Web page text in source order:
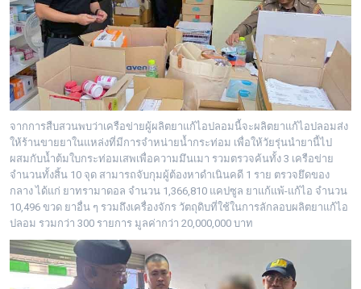
จากการสืบสวนพบว่าเครือข่ายผู้ผลิตยาแก้ไอปลอมนี้จะผลิตยาแก้ไอปลอมส่ง
ให้ร้านขายยาในแหล่งที่มีการจำหน่ายน้ำกระท่อม เพื่อให้วัยรุ่นนำยานี้ไป
ผสมกับน้ำต้มใบกระท่อมเสพเพื่อความมึนเมา รวมตรวจค้นทั้ง 3 เครือข่าย
จำนวนทั้งสิ้น 10 จุด สามารถจับกุมผู้ต้องหาดำเนินคดี 1 ราย ตรวจยึดของ
กลาง ได้แก่ ยาทรามาดอล จำนวน 1,366,810 แคปซูล ยาแก้แพ้-แก้ไอ จำนวน
10,496 ขวด ยาอื่น ๆ รวมถึงเครื่องจักร วัตถุดิบที่ใช้ในการลักลอบผลิตยาแก้ไอ
ปลอม รวมกว่า 300 รายการ มูลค่ากว่า 20,000,000 บาท